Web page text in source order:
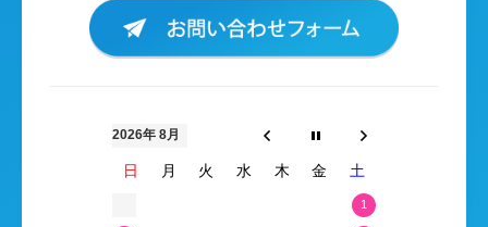
2026年 8月
日 月 火 水 木 金 土
1